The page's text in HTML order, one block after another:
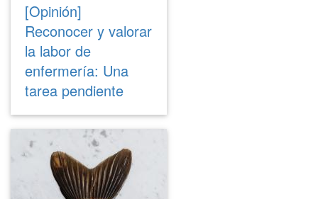
[Opinión]
Reconocer y valorar
la labor de
enfermería: Una
tarea pendiente